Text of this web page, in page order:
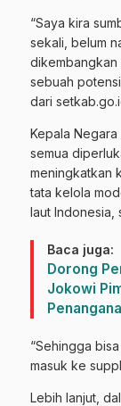
“Saya kira
sekali, belum
dikembangkan
sebuah
dari
Kepala
semua
meningkatkan
tata kelola
laut Indonesia,
Baca juga:
Dorong
Jokowi
“Sehingga
masuk ke
Lebih lanjut,